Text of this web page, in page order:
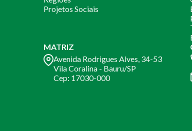
Projetos Sociais
MATRIZ
Avenida Rodrigues Alves, 34-53
Vila Coralina - Bauru/SP
Cep: 17030-000